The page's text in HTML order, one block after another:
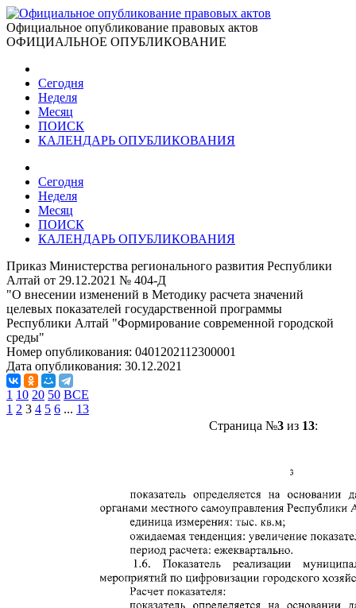
Официальное опубликование правовых актов
ОФИЦИАЛЬНОЕ ОПУБЛИКОВАНИЕ
Сегодня
Неделя
Месяц
ПОИСК
КАЛЕНДАРЬ ОПУБЛИКОВАНИЯ
Сегодня
Неделя
Месяц
ПОИСК
КАЛЕНДАРЬ ОПУБЛИКОВАНИЯ
Приказ Министерства регионального развития Республики
Алтай от 29.12.2021 № 404-Д
"О внесении изменений в Методику расчета значений
целевых показателей государственной программы
Республики Алтай "Формирование современной городской
среды"
Номер опубликования: 0401202112300001
Дата опубликования: 30.12.2021
1 10 20 50 ВСЕ
1 2 3 4 5 6 ... 13
Страница №3из 13: